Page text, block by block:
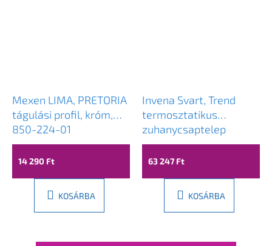
Mexen LIMA, PRETORIA
tágulási profil, króm,
850-224-01
14 290 Ft
KOSÁRBA
Invena Svart, Trend
termosztatikus
zuhanycsaptelep
zuhanygarnitúrával
Svart 25x25 cm, króm,
63 247 Ft
KOSÁRBA